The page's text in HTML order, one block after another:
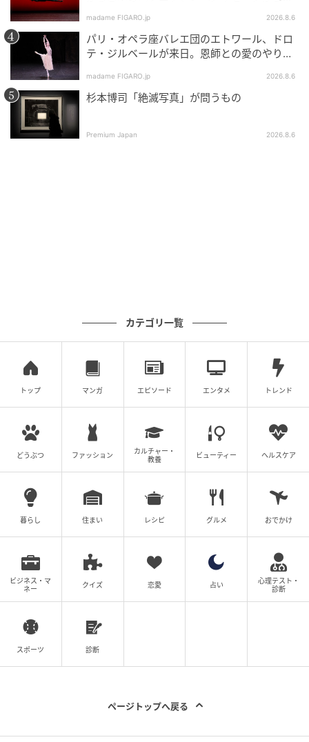
文様との出合いも自然を相手にする仕事の醍醐味。
力強い木肌が際立つ、野趣溢れる花器
撮影＝森山雅智
自然の力でつくり出された、たくましい曲線。コロナ
禍の期間、それまで廃材とされていた節や枝のある材
のありのままの美しさを再認識。花器に仕上げ、自然
た。
madame FIGARO.jp 2026.8.6
パリ・オペラ座バレエ団のエトワール、ドロ
テ・ジルベールが来日。恩師との愛のやりと
madame FIGARO.jp 2026.8.6
杉本博司「絶滅写真」が問うもの
Premium Japan 2026.8.6
カテゴリ一覧
トップ マンガ エピソード エンタメ トレンド
どうぶつ ファッション
カルチャー・
教養
ビューティー ヘルスケア
暮らし 住まい レシピ グルメ おでかけ
ビジネス・マ
ネー
クイズ 恋愛 占い
心理テスト・
診断
スポーツ 診断
ページトップへ戻る